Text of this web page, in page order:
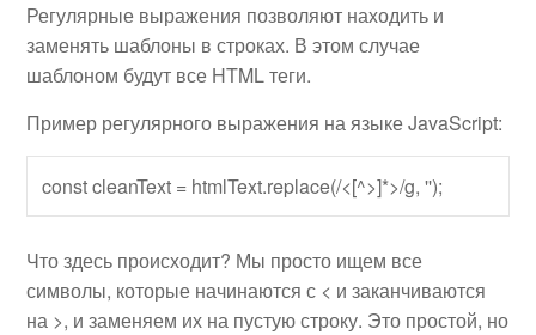
Регулярные выражения позволяют находить и
заменять шаблоны в строках. В этом случае
шаблоном будут все HTML теги.
Пример регулярного выражения на языке JavaScript:
const cleanText = htmlText.replace(/<[^>]*>/g, '');
Что здесь происходит? Мы просто ищем все
символы, которые начинаются с < и заканчиваются
на >, и заменяем их на пустую строку. Это простой, но